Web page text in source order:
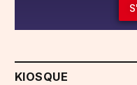
KIOSQUE